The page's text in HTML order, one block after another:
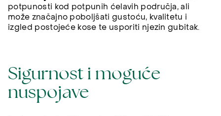
potpunosti kod potpunih ćelavih područja, ali
može značajno poboljšati gustoću, kvalitetu i
izgled postojeće kose te usporiti njezin gubitak.
Sigurnost i moguće
nuspojave